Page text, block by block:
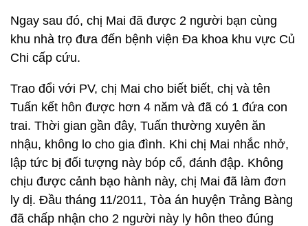
Ngay sau đó, chị Mai đã được 2 người bạn cùng
khu nhà trọ đưa đến bệnh viện Đa khoa khu vực Củ
Chi cấp cứu.
Trao đổi với PV, chị Mai cho biết biết, chị và tên
Tuấn kết hôn được hơn 4 năm và đã có 1 đứa con
trai. Thời gian gần đây, Tuấn thường xuyên ăn
nhậu, không lo cho gia đình. Khi chị Mai nhắc nhở,
lập tức bị đối tượng này bóp cổ, đánh đập. Không
chịu được cảnh bạo hành này, chị Mai đã làm đơn
ly dị. Đầu tháng 11/2011, Tòa án huyện Trảng Bàng
đã chấp nhận cho 2 người này ly hôn theo đúng